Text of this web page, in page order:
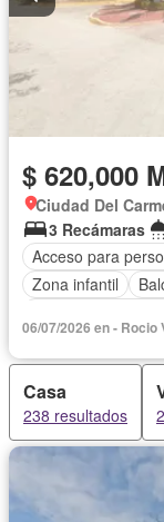
$ 620,000
Ciudad Del
3 Recámaras
Acceso para
Zona infantil
Cuarto de
Estacionamiento
Recámara con
Zonas verdes
06/07/2026 en -
Casa
238 resultados